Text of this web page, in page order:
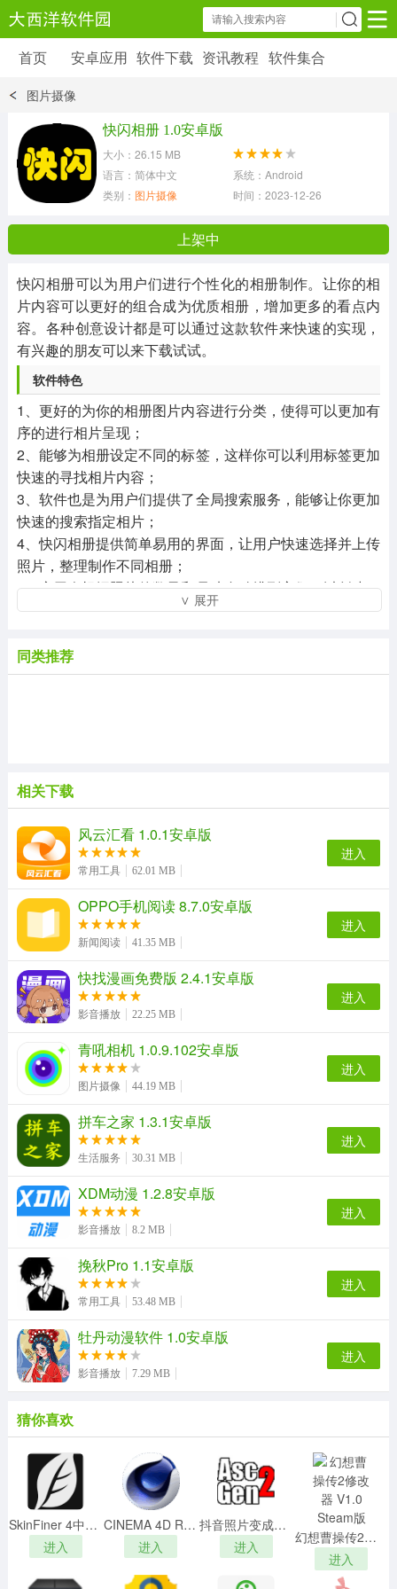
安卓应用 软件下载 资讯教程
6179 款应用
39 款应用
首页 安卓应用 软件下载 资讯教程 软件集合
图片摄像
快闪相册 1.0安卓版
大小：26.15 MB
语言：简体中文
系统：Android
类别： 图片摄像 时间：2023-12-26 20:44:46
上架中
快闪相册可以为用户们进行个性化的相册制作。让你的相
片内容可以更好的组合成为优质相册，增加更多的看点内
容。各种创意设计都是可以通过这款软件来快速的实现，
有兴趣的朋友可以来下载试试。
软件特色
1、更好的为你的相册图片内容进行分类，使得可以更加有
序的进行相片呈现；
2、能够为相册设定不同的标签，这样你可以利用标签更加
快速的寻找相片内容；
3、软件也是为用户们提供了全局搜索服务，能够让你更加
快速的搜索指定相片；
4、快闪相册提供简单易用的界面，让用户快速选择并上传
照片，整理制作不同相册；
5、应用会根据照片的数量和尺寸自动排列它们，以创建一
个美观的相册布局。
软件亮点
1、为照片应用动态效果，如翻页、淡入淡出等，以增加视
2、用户可以方便地将相册分享给朋友和家人，也可以保存
相册到本地相册或云存储服务中；
3、具有社交功能，允许用户在应用内浏览和点赞其他用户
的相册，并与他们互动。
软件测评
这是一款非常高效的相册管理工具。如果你有很多的相册
图片，那么这款应用非常的适合于大家进行使用。能够很
好的有序整理、分类自己的相册图片内容，还为用户们带
软件截图
∨ 展开
同类推荐
相关下载
风云汇看 1.0.1安卓版
常用工具 62.01 MB
进入
OPPO手机阅读 8.7.0安卓版
新闻阅读 41.35 MB
进入
快找漫画免费版 2.4.1安卓版
影音播放 22.25 MB
进入
青吼相机 1.0.9.102安卓版
图片摄像 44.19 MB
进入
拼车之家 1.3.1安卓版
生活服务 30.31 MB
进入
XDM动漫 1.2.8安卓版
影音播放 8.2 MB
进入
挽秋Pro 1.1安卓版
常用工具 53.48 MB
进入
牡丹动漫软件 1.0安卓版
影音播放 7.29 MB
进入
猜你喜欢
SkinFiner 4中文破解版
进入
CINEMA 4D R25破解版 V25.117 免费版
进入
抖音照片变成字母符号v2.00中文绿色版
进入
幻想曹操传2修改器 V1.0 Steam版
进入